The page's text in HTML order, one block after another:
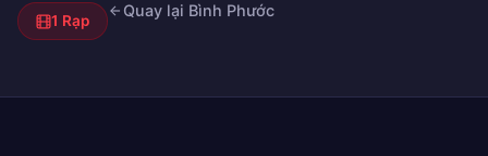
1 Rạp
Quay lại Bình Phước